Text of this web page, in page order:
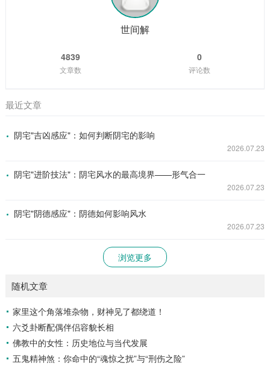
世间解
4839
文章数
0
评论数
最近文章
阴宅"吉凶感应"：如何判断阴宅的影响
2026.07.23
阴宅"进阶技法"：阴宅风水的最高境界——形气合一
2026.07.23
阴宅"阴德感应"：阴德如何影响风水
2026.07.23
浏览更多
随机文章
家里这个角落堆杂物，财神见了都绕道！
六爻卦断配偶伴侣容貌长相
佛教中的女性：历史地位与当代发展
五鬼精神煞：你命中的“魂惊之扰”与“刑伤之险”